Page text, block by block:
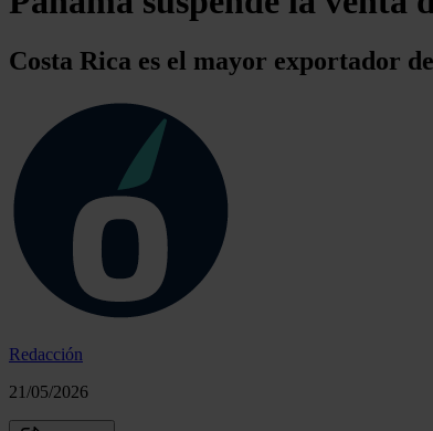
Costa Rica es el mayor exportador
Redacción
21/05/2026